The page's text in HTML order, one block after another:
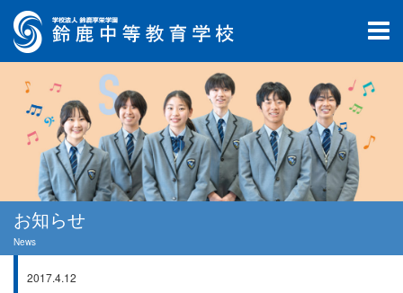
お知らせ
News
2017.4.12